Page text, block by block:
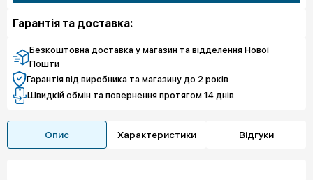
Гарантія та доставка:
Безкоштовна доставка у магазин та відделення Нової
Пошти
Гарантія від виробника та магазину до 2 років
Швидкій обмін та повернення протягом 14 днів
Опис Характеристики Відгуки